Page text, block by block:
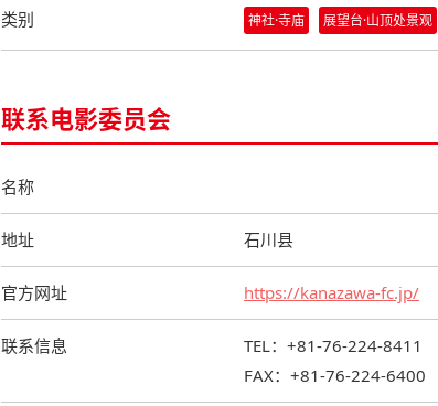
类别 神社·寺庙 展望台·山顶处景观
联系电影委员会
名称
地址 石川县
官方网址 https://kanazawa-fc.jp/
联系信息
TEL：+81-76-224-8411
FAX：+81-76-224-6400